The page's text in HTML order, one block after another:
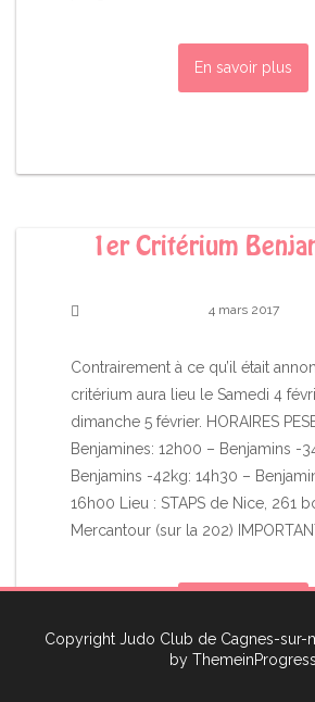
En savoir plus
1er Critérium
4 mars 2017
Contrairement à ce qu’il était
critérium aura lieu le Samedi 4
dimanche 5 février. HORAIRES
Benjamines: 12h00 – Benjamins -
Benjamins -42kg: 14h30 –
16h00 Lieu : STAPS de Nice, 261
Mercantour (sur la 202)
Copyright Judo Club de Cagnes-sur-
by ThemeinProgress